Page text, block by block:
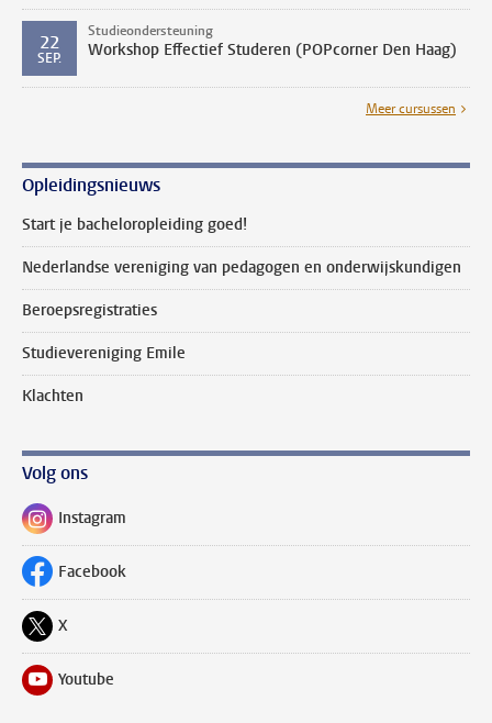
22
SEP.
Studieondersteuning
Workshop Effectief Studeren (POPcorner Den Haag)
Meer cursussen
Opleidingsnieuws
Start je bacheloropleiding goed!
Nederlandse vereniging van pedagogen en onderwijskundigen
Beroepsregistraties
Studievereniging Emile
Klachten
Volg ons
Volg ons op
Instagram
Volg ons op
Facebook
Volg ons op
X
Volg ons op
Youtube